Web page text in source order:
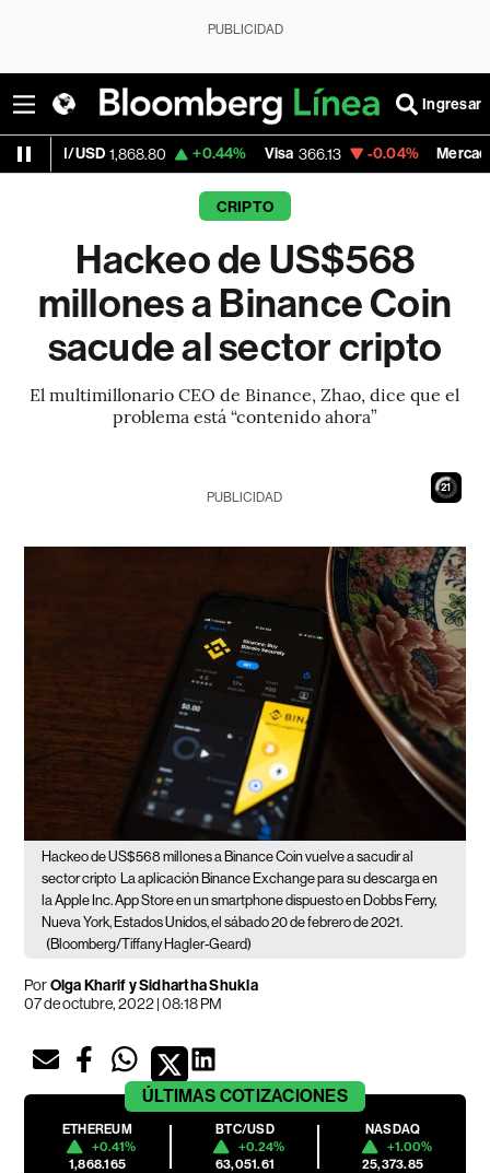
PUBLICIDAD
Ingresar
1,868.80 +0.44% Visa 366.13 -0.04% MercadoLibre
CRIPTO
Hackeo de US$568
millones a Binance Coin
sacude al sector cripto
El multimillonario CEO de Binance, Zhao, dice que el
problema está “contenido ahora”
20
PUBLICIDAD
Hackeo de US$568 millones a Binance Coin vuelve a sacudir al
sector cripto
La aplicación Binance Exchange para su descarga en
la Apple Inc. App Store en un smartphone dispuesto en Dobbs Ferry,
Nueva York, Estados Unidos, el sábado 20 de febrero de 2021.
(Bloomberg/Tiffany Hagler-Geard)
PorOlga Kharif y Sidhartha Shukla
07 de octubre, 2022 | 08:18 PM
ÚLTIMAS COTIZACIONES
ETHEREUM
+0.41%
1,868.165
BTC/USD
+0.24%
63,051.61
NASDAQ
+1.00%
25,373.85